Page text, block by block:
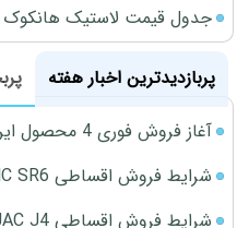
جدول قیمت لاستیک هانکوک در بازار
پربازدیدترین اخبار هفته
آغاز فروش فوری 4 محصول ایران خودرو در نمایندگی‌ها
شرایط فروش اقساطی KMC SR6 کرمان موتور اعلام شد
شرایط فروش اقساطی JAC J4 (مرداد 1405)